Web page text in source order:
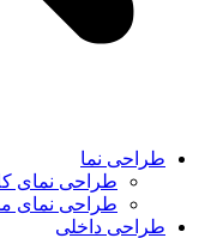
طراحی نما
طراحی نمای
طراحی نمای
طراحی داخلی